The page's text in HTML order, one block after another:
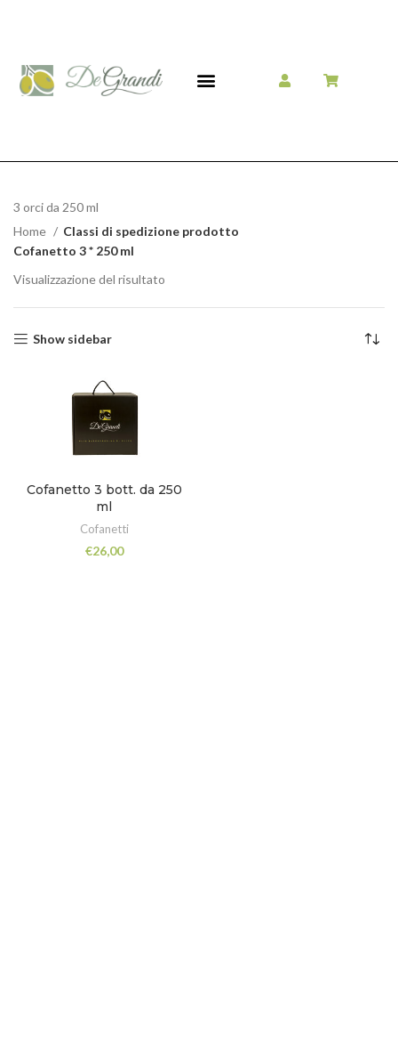
3 orci da 250 ml
Home
Classi di spedizione prodotto
Cofanetto 3 * 250 ml
Visualizzazione del risultato
Show sidebar
Cofanetto 3 bott. da 250
ml
Cofanetti
€26,00